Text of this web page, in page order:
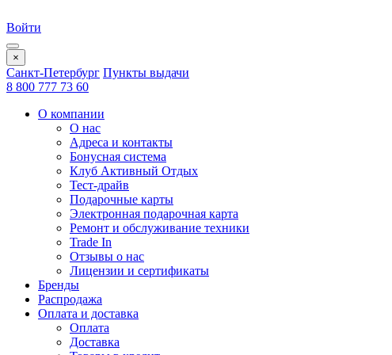
Войти
×
Санкт-Петербург Пункты выдачи
8 800 777 73 60
О компании
О нас
Адреса и контакты
Бонусная система
Клуб Активный Отдых
Тест-драйв
Подарочные карты
Электронная подарочная карта
Ремонт и обслуживание техники
Trade In
Отзывы о нас
Лицензии и сертификаты
Бренды
Распродажа
Оплата и доставка
Оплата
Доставка